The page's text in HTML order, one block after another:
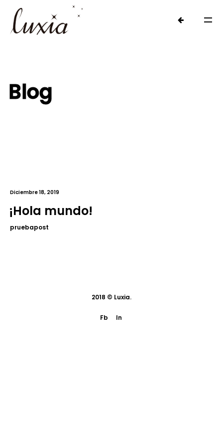
Blog
Diciembre 18, 2019
¡Hola mundo!
pruebapost
2018 © Luxia.
Fb In